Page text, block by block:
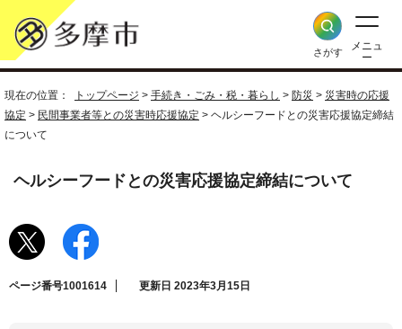
さがす
メニュ
ー
現在の位置： トップページ > 手続き・ごみ・税・暮らし > 防災 > 災害時の応援
協定 > 民間事業者等との災害時応援協定 > ヘルシーフードとの災害応援協定締結
について
ヘルシーフードとの災害応援協定締結について
ページ番号1001614 更新日 2023年3月15日